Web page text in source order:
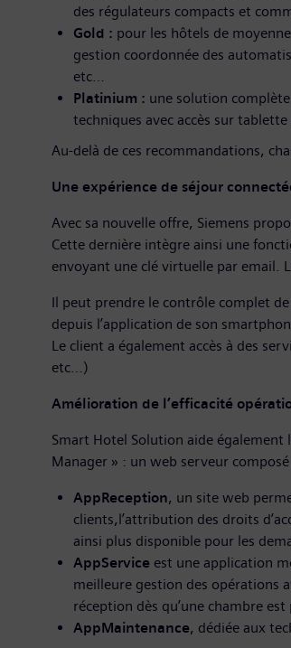
des régulateurs compacts et
Gold : pour les hôtels de
gestion coordonnée des
etc…
Platinium : une solution
techniques avec accès sur
Au-delà de ces recommandations,
Une expérience de séjour
Avec sa nouvelle offre, Siemens
Cette dernière intègre ainsi une
envoyant une clé virtuelle par email.
Il peut prendre le contrôle complet
depuis l’application de son
Le client a également accès à des
etc…)
Amélioration de l’efficacité
Smart Hotel Solution aide également
Manager » : un web serveur
AppReception, un site web
clients,l’attribution des droits
ainsi plus disponible pour les
AppService est une application
meilleure gestion des opérations
réception dès qu’une chambre est
AppMaintenance, dédiée aux